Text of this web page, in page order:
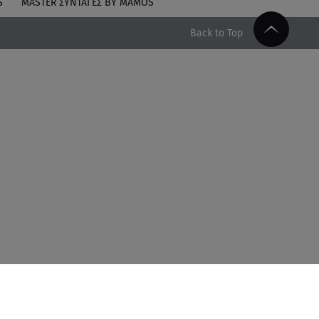
MASTER ΣΥΝΤΑΓΈΣ BY MAMOS
Back to Top